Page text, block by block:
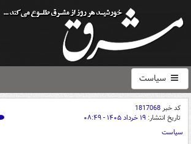
سیاست
کد خبر1817068
تاریخ انتشار: ۱۹ خرداد ۱۴۰۵ - ۰۸:۴۹
سیاست